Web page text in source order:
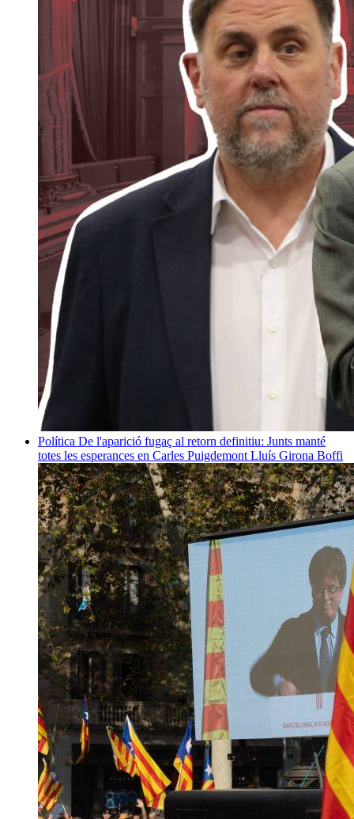
Política De l'aparició fugaç al retorn definitiu: Junts manté
totes les esperances en Carles Puigdemont Lluís Girona Boffi